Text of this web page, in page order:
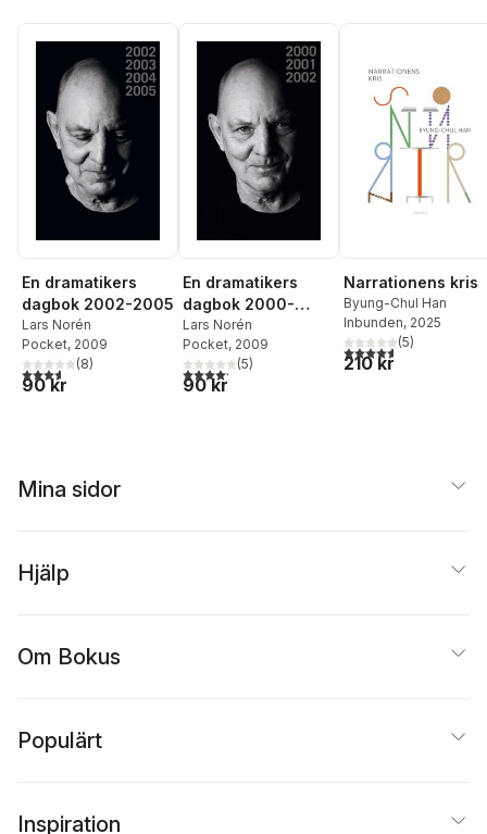
En dramatikers
dagbok 2002-2005
Lars Norén
Pocket, 2009
3,6utav 5 stjärnor. Totalt antal röster:
(8)
90 kr
En dramatikers
dagbok 2000-
2002
Lars Norén
Pocket, 2009
4,2utav 5 stjärnor. Totalt antal röster:
(5)
90 kr
Narrationens kris
Byung-Chul Han
Inbunden, 2025
4,6utav 5 stjärnor.
(5)
210 kr
Mina sidor
Hjälp
Om Bokus
Populärt
Inspiration